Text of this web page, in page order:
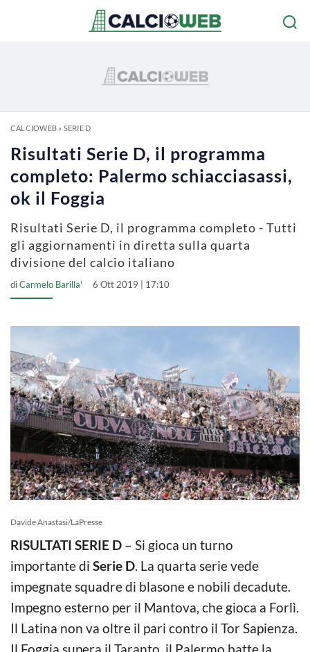
CALCIOWEB» SERIE D
Risultati Serie D, il programma
completo: Palermo schiacciasassi,
ok il Foggia
Risultati Serie D, il programma completo - Tutti
gli aggiornamenti in diretta sulla quarta
divisione del calcio italiano
diCarmelo Barilla' 6 Ott 2019 | 17:10
Davide Anastasi/LaPresse
RISULTATI SERIE D – Si gioca un turno
importante di Serie D. La quarta serie vede
impegnate squadre di blasone e nobili decadute.
Impegno esterno per il Mantova, che gioca a Forlì.
Il Latina non va oltre il pari contro il Tor Sapienza.
Il Foggia supera il Taranto, il Palermo batte la